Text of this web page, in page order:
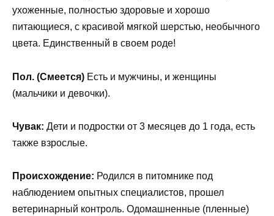
ухоженные, полностью здоровые и хорошо
питающиеся, с красивой мягкой шерстью, необычного
цвета. Единственный в своем роде!
Пол. (Смеется) Есть и мужчины, и женщины
(мальчики и девочки).
Чувак: Дети и подростки от 3 месяцев до 1 года, есть
также взрослые.
Происхождение: Родился в питомнике под
наблюдением опытных специалистов, прошел
ветеринарный контроль. Одомашненные (пленные)